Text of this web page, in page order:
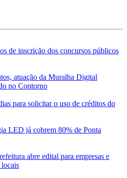
de inscrição dos concursos públicos
atuação da Muralha Digital
no Contorno
para solicitar o uso de créditos do
LED já cobrem 80% de Ponta
abre edital para empresas e
locais